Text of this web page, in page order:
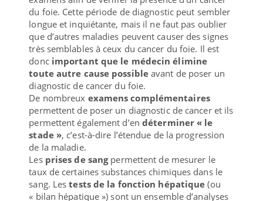
du foie. Cette période de diagnostic peut sembler
longue et inquiétante, mais il ne faut pas oublier
que d’autres maladies peuvent causer des signes
très semblables à ceux du cancer du foie. Il est
donc important que le médecin élimine
toute autre cause possibleavant de poser un
diagnostic de cancer du foie.
De nombreux examens complémentaires
permettent de poser un diagnostic de cancer et ils
permettent également d’en déterminer « le
stade », c’est-à-dire l’étendue de la progression
de la maladie.
Les prises de sangpermettent de mesurer le
taux de certaines substances chimiques dans le
sang. Lestests de la fonction hépatique (ou
« bilan hépatique ») sont un ensemble d’analyses